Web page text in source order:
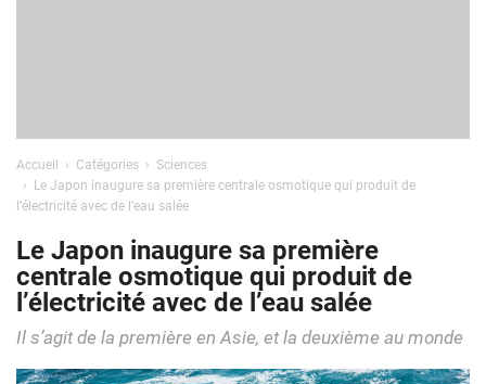
Accueil Catégories
Sciences
Le Japon inaugure sa première centrale osmotique qui produit de
l’électricité avec de l’eau salée
Le Japon inaugure sa première
centrale osmotique qui produit de
l’électricité avec de l’eau salée
Il s’agit de la première en Asie, et la deuxième au monde